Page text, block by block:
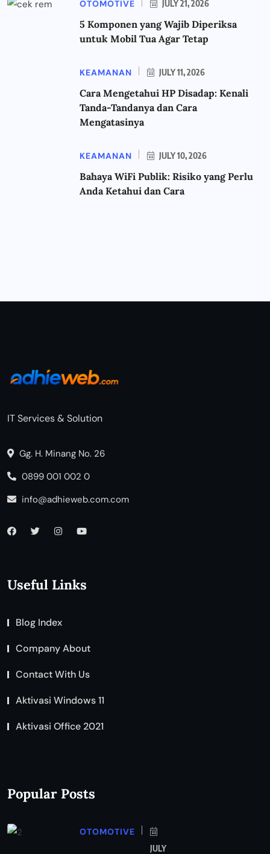
OTOMOTIVE JULY 21, 2026
5 Komponen yang Wajib Diperiksa
untuk Mobil Tua Agar Tetap
KEAMANAN JULY 11, 2026
Cara Mengetahui HP Disadap: Kenali
Tanda-Tandanya dan Cara
Mengatasinya
KEAMANAN JULY 10, 2026
Bahaya WiFi Publik: Risiko yang Perlu
Anda Ketahui dan Cara
IT Services & Solution
Gg. H. Minang No. 26
0899 001 002 0
info@adhieweb.com.com
Useful Links
Blog Index
Company About
Contact With Us
Aktivasi Windows 11
Aktivasi Office 2021
Popular Posts
OTOMOTIVE
JULY